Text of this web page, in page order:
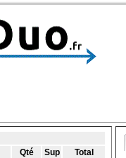
Qté Sup
Total